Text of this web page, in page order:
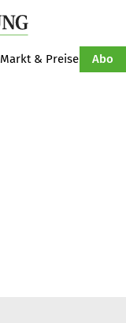
Markt & Preise Abo